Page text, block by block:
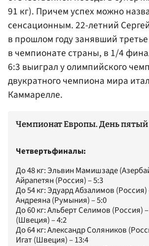
91 кг). Причем успех можно
сенсационным. 22-летний
в прошлом году занявший
в чемпионате страны, в 1/4
6:3 выиграл у олимпийского
двукратного чемпиона мира
Каммарелле.
Чемпионат Европы. День пятый
Четвертьфиналы:
До 48 кг: Эльвин Мамишзаде
Айрапетян (Россия) – 5:3
До 54 кг: Эдуард Абзалимов (Россия)
Андреяна (Румыния) – 5:0
До 60 кг: Альберт Селимов (Россия)
(Швеция) – 4:2
До 64 кг: Александр Соляников
Игат (Швеция) – 13:4